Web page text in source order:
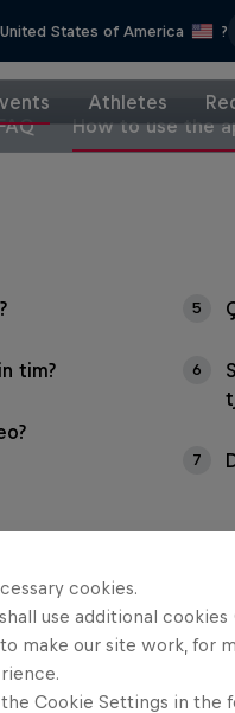
States of America ?
Athletes
How to use the
tim?
5
6
7
një
cookies.
use additional
make our site work, for
Cookie Settings in